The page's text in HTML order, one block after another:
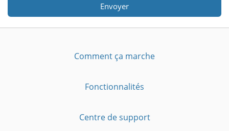
Envoyer
Comment ça marche
Fonctionnalités
Centre de support